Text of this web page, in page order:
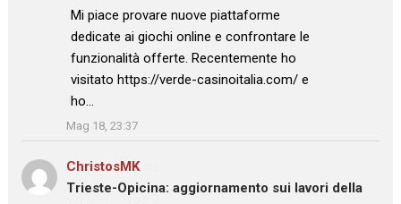
: “Mi piace provare nuove piattaforme
dedicate ai giochi online e confrontare le
funzionalità offerte. Recentemente ho
visitato https://verde-casinoitalia.com/ e
ho…
”
Mag 18, 23:37
ChristosMKsu
Trieste-Opicina: aggiornamento sui lavori della